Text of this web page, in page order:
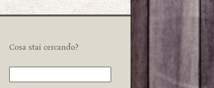
Cosa stai cercando?